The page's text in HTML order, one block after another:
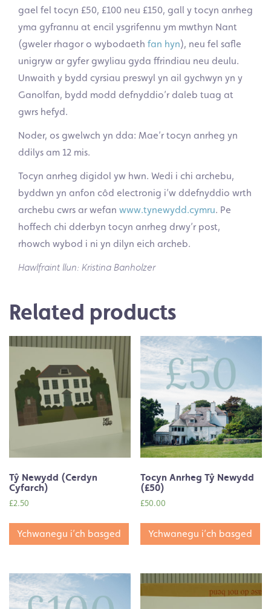
gael fel tocyn £50, £100 neu £150, gall y tocyn anrheg
yma gyfrannu at encil ysgrifennu ym mwthyn Nant
(gweler rhagor o wybodaeth fan hyn), neu fel safle
unigryw ar gyfer gwyliau gyda ffrindiau neu deulu.
Unwaith y bydd cyrsiau preswyl yn ail gychwyn yn y
Ganolfan, bydd modd defnyddio’r daleb tuag at
gwrs hefyd.
Noder, os gwelwch yn dda: Mae’r tocyn anrheg yn
ddilys am 12 mis.
Tocyn anrheg digidol yw hwn. Wedi i chi archebu,
byddwn yn anfon côd electronig i’w ddefnyddio wrth
archebu cwrs ar wefan www.tynewydd.cymru. Pe
hoffech chi dderbyn tocyn anrheg drwy’r post,
rhowch wybod i ni yn dilyn eich archeb.
Hawlfraint llun: Kristina Banholzer
Related products
Tŷ Newydd (Cerdyn
Cyfarch)
£2.50
Ychwanegu i’ch basged
Tocyn Anrheg Tŷ Newydd
(£50)
£50.00
Ychwanegu i’ch basged